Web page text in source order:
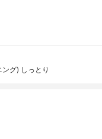
グ) しっとり